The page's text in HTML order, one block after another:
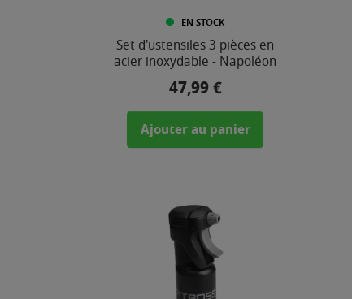
EN STOCK
Set d'ustensiles 3 pièces en
acier inoxydable - Napoléon
Prix
47,99 €
Ajouter au panier